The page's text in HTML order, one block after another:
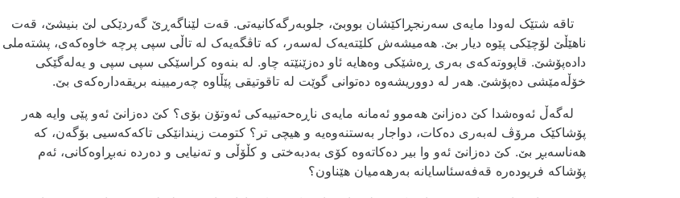
تاقە شتێک لەودا مایەی سەرنجڕاکێشان بووبێ، جلوبەرگەکانیەتی. قەت لێناگەڕێ گەردێکی لێ بنیشێ، قەت
ناھێڵێ لۆچێکی پێوە دیار بێ. ھەمیشەش کلێتەیەک لەسەر، کە تاڤگەیەک لە تاڵی سپی پرچە خاوەکەی، پشتەملی
دادەپۆشێ. قاپووتەکەی بەری ڕەشێکی وەھایە ئاو دەزێنێتە چاو. لە بنەوە کراسێکی سپی سپی و یەلەگێکی
خۆڵەمێشی دەپۆشێ. ھەر لە دووریشەوە دەتوانی گوێت لە تاقوتیقی پێڵاوە چەرمیینە بریقەدارەکەی بێ.
لەگەڵ ئەوەشدا کێ دەزانێ ھەموو ئەمانە مایەی ناڕەحەتییەکی ئەوتۆن بۆی؟ کێ دەزانێ ئەو پێی وایە ھەر
پۆشاکێک مرۆڤ لەبەری دەکات، دواجار بەستنەوەیە و ھیچی تر؟ کتومت زیندانێکی تاکەکەسیی بۆگەن، کە
ھەناسەبڕ بێ. کێ دەزانێ ئەو وا بیر دەکاتەوە کۆی بەدبەختی و کڵۆڵی و تەنیایی و دەردە نەبڕاوەکانی، ئەم
پۆشاکە فریودەرە قەفەسئاسایانە بەرھەمیان ھێناون؟